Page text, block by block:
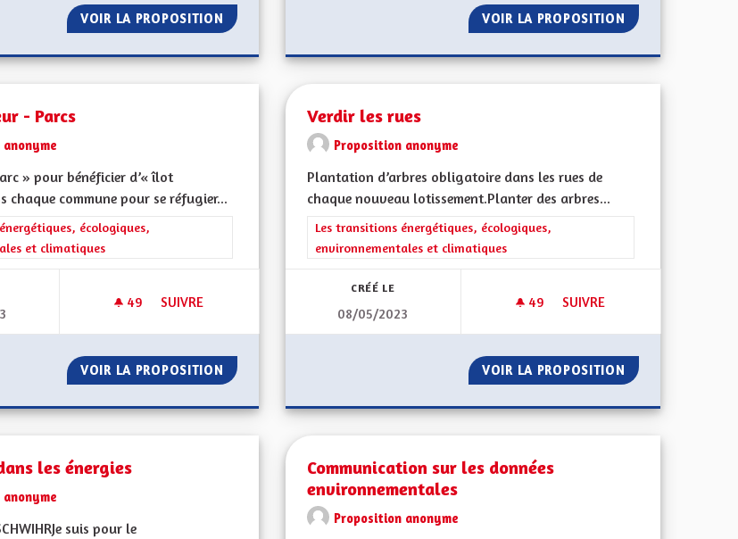
VOIR LA PROPOSITION RENATURER LE GRAND RIED ET LA HARDT AU SUD DE COLMAR
VOIR LA PROPOSITION PANNEAUX
- Parcs
» pour bénéficier d’« îlot
chaque commune pour se réfugier...
de la catégorie : Les transitions énergétiques, écologiques, environnementales et climatiques
écologiques,
et climatiques
49 49 ABONNÉS
SUIVRE
VOIR LA PROPOSITION ÎLOTS FRAÎCHEUR - PARCS
Verdir les rues
Proposition anonyme
Plantation d’arbres obligatoire dans les rues de
chaque nouveau lotissement.Planter des arbres...
Filtrer les résultats de la catégorie : Les transitions énergétiques,
Les transitions énergétiques, écologiques,
environnementales et climatiques
CRÉÉ LE
08/05/2023
49 49 ABONNÉS
SUIVRE
VOIR LA PROPOSITION VERDIR LES RUES
les énergies
suis pour le
Communication sur les données
environnementales
Proposition anonyme